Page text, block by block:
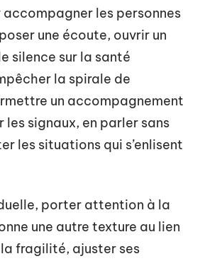
les personnes
une écoute, ouvrir un
silence sur la santé
la spirale de
un accompagnement
les signaux, en parler sans
les situations qui s’enlisent
porter attention à la
une autre texture au lien
fragilité, ajuster ses